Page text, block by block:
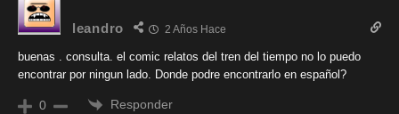
leandro 2 Años Hace
buenas . consulta. el comic relatos del tren del tiempo no lo puedo
encontrar por ningun lado. Donde podre encontrarlo en español?
0 Responder